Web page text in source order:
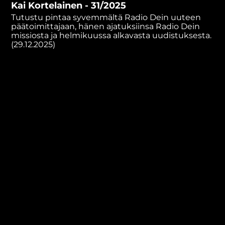
minutes,
17
seconds
Kai Kortelainen - 31/2025
Tutustu pintaa syvemmältä Radio Dein uuteen
päätoimittajaan, hänen ajatuksiinsa Radio Dein
missiosta ja helmikuussa alkavasta uudistuksesta.
(29.12.2025)